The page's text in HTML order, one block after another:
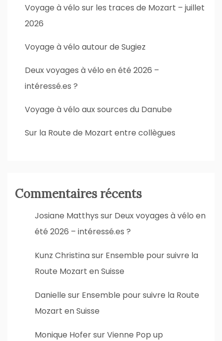
Voyage à vélo sur les traces de Mozart – juillet
2026
Voyage à vélo autour de Sugiez
Deux voyages à vélo en été 2026 –
intéressé.es ?
Voyage à vélo aux sources du Danube
Sur la Route de Mozart entre collègues
Commentaires récents
Josiane Matthys sur Deux voyages à vélo en
été 2026 – intéressé.es ?
Kunz Christinasur Ensemble pour suivre la
Route Mozart en Suisse
Danielle sur Ensemble pour suivre la Route
Mozart en Suisse
Monique HofersurVienne Pop up